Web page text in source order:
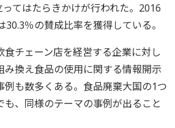
てはたらきかけが行われた。2016
％の賛成比率を獲得している。
食チェーン店を経営する企業に対し
み換え食品の使用に関する情報開示
例も数多くある。食品廃棄大国の1つ
も、同様のテーマの事例が出ること